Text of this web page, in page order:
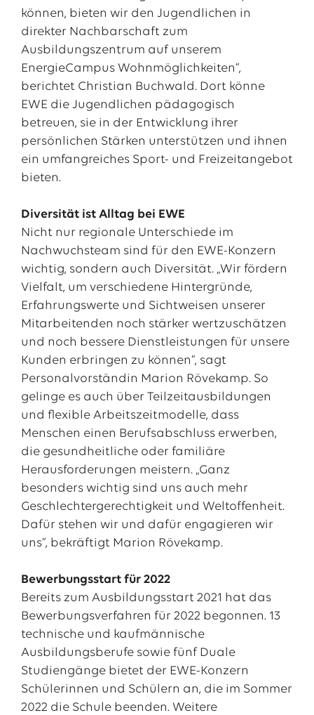
können, bieten wir den Jugendlichen in
direkter Nachbarschaft zum
Ausbildungszentrum auf unserem
EnergieCampus Wohnmöglichkeiten“,
berichtet Christian Buchwald. Dort könne
EWE die Jugendlichen pädagogisch
betreuen, sie in der Entwicklung ihrer
persönlichen Stärken unterstützen und ihnen
ein umfangreiches Sport- und Freizeitangebot
bieten.
Diversität ist Alltag bei EWE
Nicht nur regionale Unterschiede im
Nachwuchsteam sind für den EWE-Konzern
wichtig, sondern auch Diversität. „Wir fördern
Vielfalt, um verschiedene Hintergründe,
Erfahrungswerte und Sichtweisen unserer
Mitarbeitenden noch stärker wertzuschätzen
und noch bessere Dienstleistungen für unsere
Kunden erbringen zu können“, sagt
Personalvorständin Marion Rövekamp. So
gelinge es auch über Teilzeitausbildungen
und flexible Arbeitszeitmodelle, dass
Menschen einen Berufsabschluss erwerben,
die gesundheitliche oder familiäre
Herausforderungen meistern. „Ganz
besonders wichtig sind uns auch mehr
Geschlechtergerechtigkeit und Weltoffenheit.
Dafür stehen wir und dafür engagieren wir
uns“, bekräftigt Marion Rövekamp.
Bewerbungsstart für 2022
Bereits zum Ausbildungsstart 2021 hat das
Bewerbungsverfahren für 2022 begonnen. 13
technische und kaufmännische
Ausbildungsberufe sowie fünf Duale
Studiengänge bietet der EWE-Konzern
Schülerinnen und Schülern an, die im Sommer
2022 die Schule beenden. Weitere